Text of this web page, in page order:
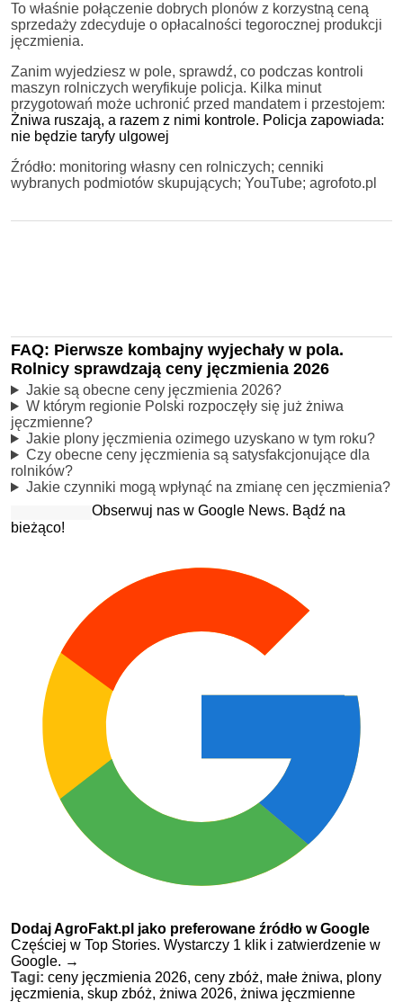
To właśnie połączenie dobrych plonów z korzystną ceną
sprzedaży zdecyduje o opłacalności tegorocznej produkcji
jęczmienia.
Zanim wyjedziesz w pole, sprawdź, co podczas kontroli
maszyn rolniczych weryfikuje policja. Kilka minut
przygotowań może uchronić przed mandatem i przestojem:
Żniwa ruszają, a razem z nimi kontrole. Policja zapowiada:
nie będzie taryfy ulgowej
Źródło: monitoring własny cen rolniczych; cenniki
wybranych podmiotów skupujących; YouTube; agrofoto.pl
FAQ: Pierwsze kombajny wyjechały w pola.
Rolnicy sprawdzają ceny jęczmienia 2026
Jakie są obecne ceny jęczmienia 2026?
W którym regionie Polski rozpoczęły się już żniwa
jęczmienne?
Jakie plony jęczmienia ozimego uzyskano w tym roku?
Czy obecne ceny jęczmienia są satysfakcjonujące dla
rolników?
Jakie czynniki mogą wpłynąć na zmianę cen jęczmienia?
Obserwuj nas w Google News. Bądź na
bieżąco!
Dodaj AgroFakt.pl jako preferowane źródło w Google
Częściej w Top Stories. Wystarczy 1 klik i zatwierdzenie w
Google. →
Tagi: ceny jęczmienia 2026, ceny zbóż, małe żniwa, plony
jęczmienia, skup zbóż, żniwa 2026, żniwa jęczmienne